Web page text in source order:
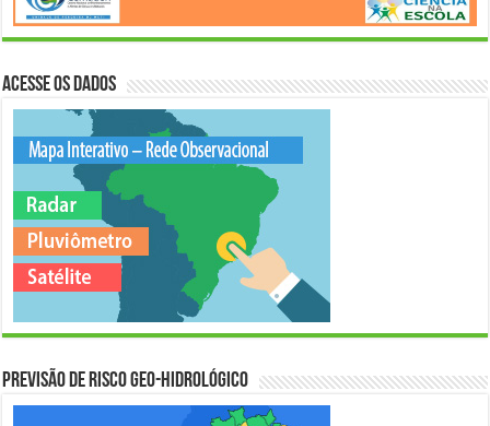
Acesse os Dados
Previsão de Risco Geo-Hidrológico